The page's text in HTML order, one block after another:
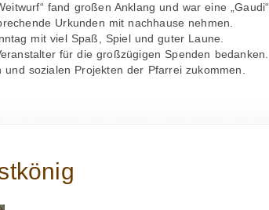
fand großen Anklang und war eine „Gaudi“.
Urkunden mit nachhause nehmen.
mit viel Spaß, Spiel und guter Laune.
für die großzügigen Spenden bedanken.
sozialen Projekten der Pfarrei zukommen.